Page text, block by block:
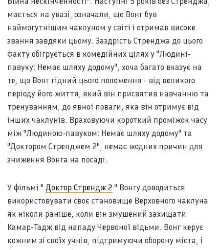
мається на увазі, означали, що Вонг був
наймогутнішим чаклуном у світі і отримав високе
звання завдяки цьому. Заздрість Стренджа до цього
факту обігрується в комедійних цілях у "Людині-
павуку: Немає шляху додому", хоча багато вказує на
те, що Вонг гідний цього положення - від великого
періоду його життя, який він присвятив навчанню та
тренуванням, до явної поваги, яка він отримує від
інших чаклунів. Враховуючи короткий проміжок часу
між "Людиною-павуком: Немає шляху додому" та
"Доктором Стренджем 2", немає жодних причин для
зниження Вонга на посаді.
У фільмі " Доктор Стрендж 2 " Вонгу доводиться
використовувати своє становище Верховного чаклуна
як ніколи раніше, коли він змушений захищати
Камар-Тадж від нападу Червоної відьми. Вонг керує
кожним зі своїх учнів, підтримуючи оборону міста, і